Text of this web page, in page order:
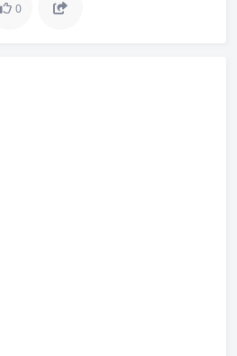
0